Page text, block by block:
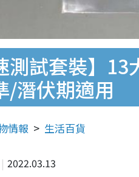
測試套裝】
/潛伏期適用
情報 生活百貨
2022.03.13